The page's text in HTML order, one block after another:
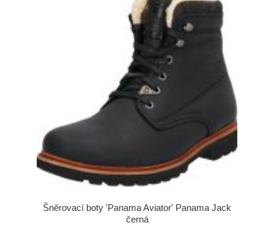
Šněrovací boty 'Panama Aviator' Panama Jack
černá